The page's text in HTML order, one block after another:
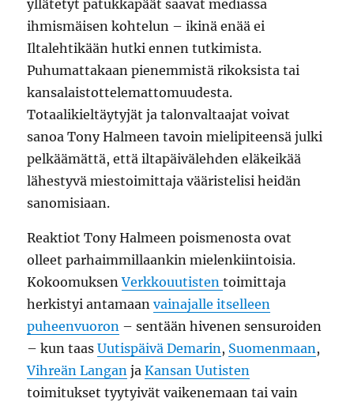
yllätetyt patukkapäät saavat mediassa
ihmismäisen kohtelun – ikinä enää ei
Iltalehtikään hutki ennen tutkimista.
Puhumattakaan pienemmistä rikoksista tai
kansalaistottelemattomuudesta.
Totaalikieltäytyjät ja talonvaltaajat voivat
sanoa Tony Halmeen tavoin mielipiteensä julki
pelkäämättä, että iltapäivälehden eläkeikää
lähestyvä miestoimittaja vääristelisi heidän
sanomisiaan.
Reaktiot Tony Halmeen poismenosta ovat
olleet parhaimmillaankin mielenkiintoisia.
KokoomuksenVerkkouutistentoimittaja
herkistyi antamaanvainajalle itselleen
puheenvuoron – sentään hivenen sensuroiden
– kun taasUutispäivä Demarin , Suomenmaan ,
Vihreän Langan jaKansan Uutisten
toimitukset tyytyivät vaikenemaan tai vain